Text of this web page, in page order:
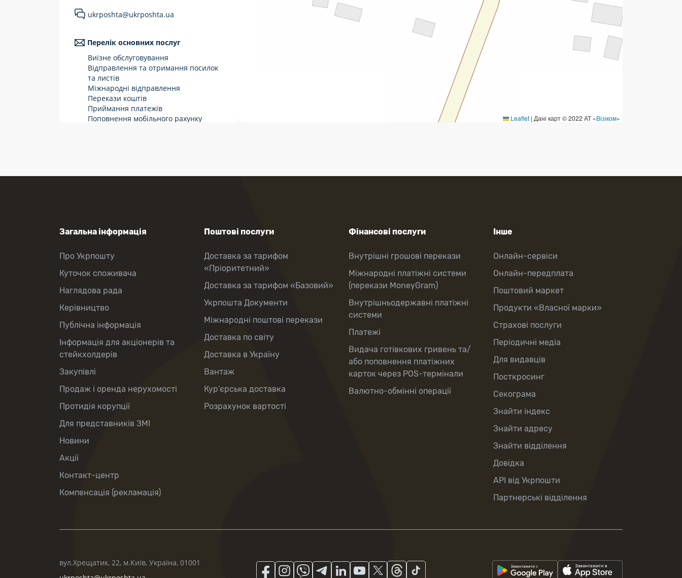
ukrposhta@ukrposhta.ua
Перелік основних послуг
Виїзне обслуговування
Відправлення та отримання посилок
та листів
Міжнародні відправлення
Перекази коштів
Приймання платежів
Поповнення мобільного рахунку
Leaflet | Дані карт © 2022 АТ «Візіком»
Загальна інформація
Про Укрпошту
Куточок споживача
Наглядова рада
Керівництво
Публічна інформація
Інформація для акціонерів та
стейкхолдерів
Закупівлі
Продаж і оренда нерухомості
Протидія корупції
Для представників ЗМІ
Новини
Акції
Контакт-центр
Компенсація (рекламація)
Поштові послуги
Доставка за тарифом
«Пріоритетний»
Доставка за тарифом «Базовий»
Укрпошта Документи
Міжнародні поштові перекази
Доставка по світу
Доставка в Україну
Вантаж
Кур’єрська доставка
Розрахунок вартості
Фінансові послуги
Внутрішні грошові перекази
Міжнародні платіжні системи
(перекази MoneyGram)
Внутрішньодержавні платіжні
системи
Платежі
Видача готівкових гривень та/
або поповнення платіжних
карток через POS-термінали
Валютно-обмінні операції
Інше
Онлайн-сервіси
Онлайн-передплата
Поштовий маркет
Продукти «Власної марки»
Страхові послуги
Періодичні медіа
Для видавців
Посткросинг
Секограма
Знайти індекс
Знайти адресу
Знайти відділення
Довідка
API від Укрпошти
Партнерські відділення
вул.Хрещатик, 22, м.Київ, Україна, 01001